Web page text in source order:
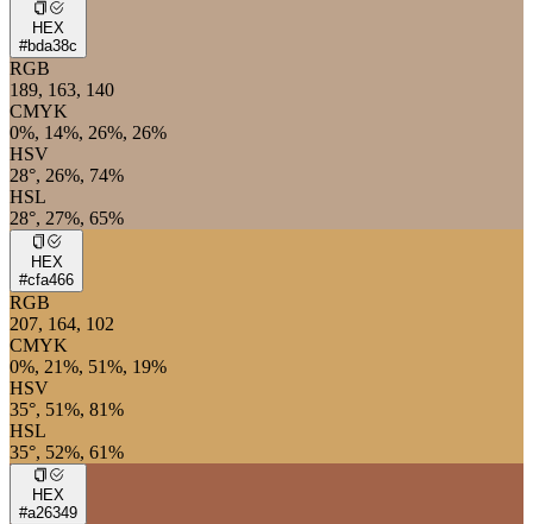
HEX
#bda38c
RGB
189, 163, 140
CMYK
0%, 14%, 26%, 26%
HSV
28°, 26%, 74%
HSL
28°, 27%, 65%
HEX
#cfa466
RGB
207, 164, 102
CMYK
0%, 21%, 51%, 19%
HSV
35°, 51%, 81%
HSL
35°, 52%, 61%
HEX
#a26349